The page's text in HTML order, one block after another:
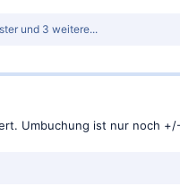
und 3 weitere...
Umbuchung ist nur noch